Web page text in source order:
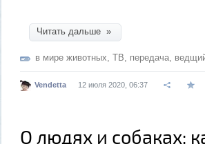
Читать дальше »
в мире животных, ТВ, передача,
Vendetta 12 июля 2020, 06:37
О людях и собаках: